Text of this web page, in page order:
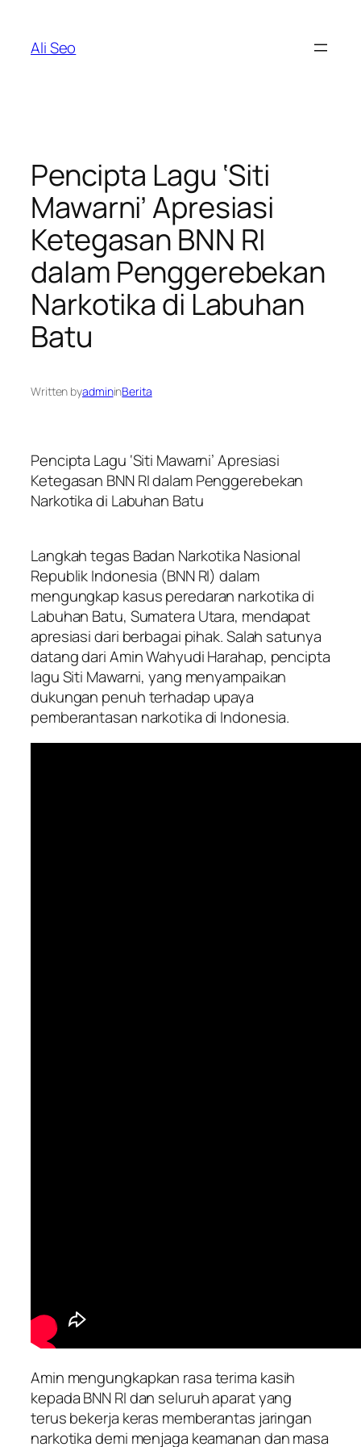
content
Ali Seo
Pencipta Lagu ‘Siti
Mawarni’ Apresiasi
Ketegasan BNN RI
dalam Penggerebekan
Narkotika di Labuhan
Batu
Written byadmininBerita
Pencipta Lagu ‘Siti Mawarni’ Apresiasi
Ketegasan BNN RI dalam Penggerebekan
Narkotika di Labuhan Batu
Langkah tegas Badan Narkotika Nasional
Republik Indonesia (BNN RI) dalam
mengungkap kasus peredaran narkotika di
Labuhan Batu, Sumatera Utara, mendapat
apresiasi dari berbagai pihak. Salah satunya
datang dari Amin Wahyudi Harahap, pencipta
lagu Siti Mawarni, yang menyampaikan
dukungan penuh terhadap upaya
pemberantasan narkotika di Indonesia.
Amin mengungkapkan rasa terima kasih
kepada BNN RI dan seluruh aparat yang
terus bekerja keras memberantas jaringan
narkotika demi menjaga keamanan dan masa